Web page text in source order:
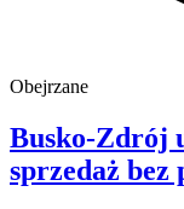
Obejrzane
Busko-Zdrój
sprzedaż bez